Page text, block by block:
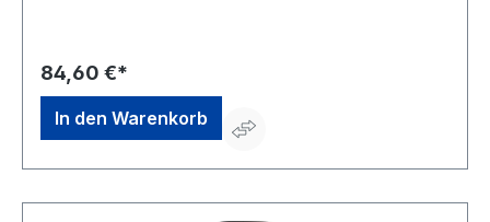
und Zementschleiern • Entfernt Rost und bildet auf
Eisenmetallen eine schützende Phosphatschicht
Hinweis: Gegenüber Metallen immer Eigenversuch
durchführen – manche Legierungen können
anlaufen.Signalwort: Gefahr Gefahrenhinweise: H314:
Verursacht schwere Verätzungen der Haut und schwere
korrosiv seinHersteller: Einkaufsbüro Deutscher
84,60 €*
In den Warenkorb